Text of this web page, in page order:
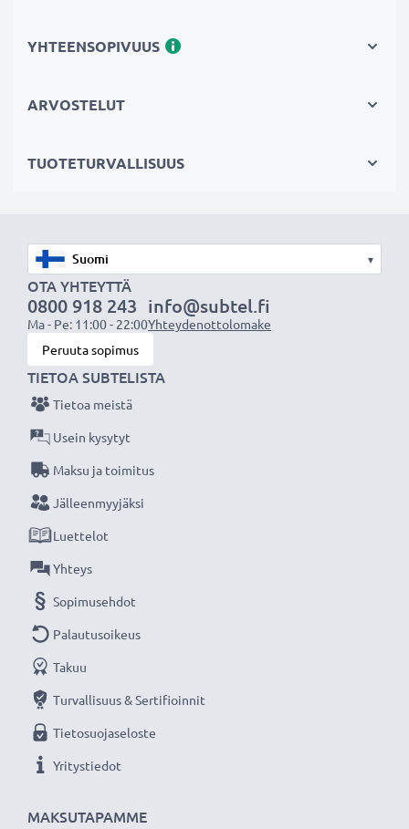
Tärkeä lisä valokuvaajaan kameralaukkuun
harrastajillekin.
YHTEENSOPIVUUS
ARVOSTELUT
TUOTETURVALLISUUS
▾
OTA YHTEYTTÄ
0800 918 243
Ma - Pe: 11:00 - 22:00
info@subtel.fi
Yhteydenottolomake
Peruuta sopimus
MAKSUTAPAMME
TIETOA SUBTELISTA
Tietoa meistä
Usein kysytyt
Maksu ja toimitus
Jälleenmyyjäksi
Luettelot
Yhteys
Sopimusehdot
Palautusoikeus
Takuu
Turvallisuus & Sertifioinnit
Tietosuojaseloste
Yritystiedot